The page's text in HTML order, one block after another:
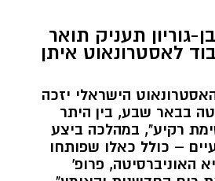
גוריון תעניק תואר
לאסטרונאוט איתן
הישראלי יזכה
בבאר שבע, בין היתר
רקיע", במהלכה ביצע
– כולל כאלו שפותחו
האוניברסיטה, פרופ'